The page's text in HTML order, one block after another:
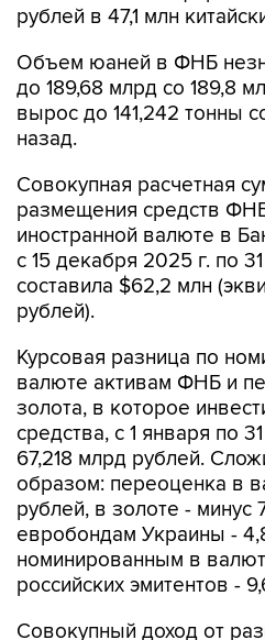
Объем юаней в ФНБ
вырос до 141,242 тонны
назад.
Совокупная расчетная
иностранной валюте в
с 15 декабря 2025 г. по
составила $62,2 млн
рублей).
Курсовая разница по
золота, в которое
средства, с 1 января по
67,218 млрд рублей.
образом: переоценка в
рублей, в золоте - минус
евробондам Украины -
номинированным в
российских эмитентов -
Совокупный доход от